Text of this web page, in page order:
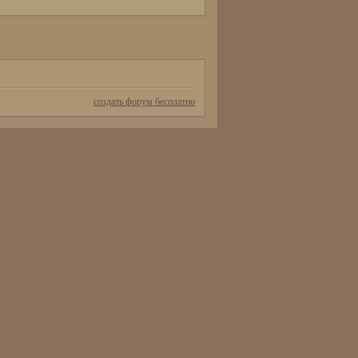
создать форум бесплатно